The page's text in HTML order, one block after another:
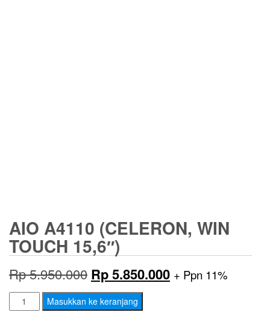
AIO A4110 (CELERON, WIN
TOUCH 15,6″)
Rp5.950.000 Harga
aslinya
Rp5.850.000Harga
+ Ppn 11%
Kuantitas
AIO
Masukkan ke keranjang